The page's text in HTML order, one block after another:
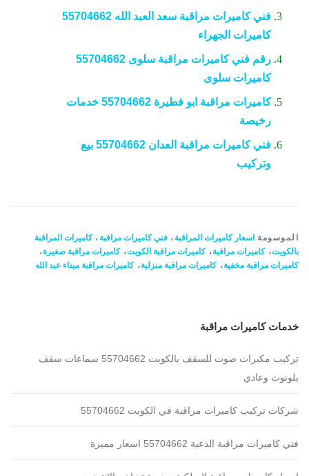
فني كاميرات مراقبة سعد العبد الله 55704662
كاميرات الجهراء
رقم فني كاميرات مراقبة سلوى 55704662
كاميرات سلوى
كاميرات مراقبة ابو فطيرة 55704662 خدمات
رخيصة
فني كاميرات مراقبة العدان 55704662 بيع
وتركيب
الموسومة اسعار كاميرات المراقبة ،فني كاميرات مراقبة ،كاميرات المراقبة
بالكويت،كاميرات مراقبة،كاميرات مراقبة الكويت،كاميرات مراقبة صغيرة،
كاميرات مراقبة مخفية،كاميرات مراقبة منزلية،كاميرات مراقبة ميناء عبد الله
خدمات كاميرات مراقبة
تركيب مكبرات صوت للسقف بالكويت 55704662 سماعات سقف
بلوتوث وعادي
شركات تركيب كاميرات مراقبة في الكويت 55704662
فني كاميرات مراقبة الدعية 55704662 اسعار مميزة